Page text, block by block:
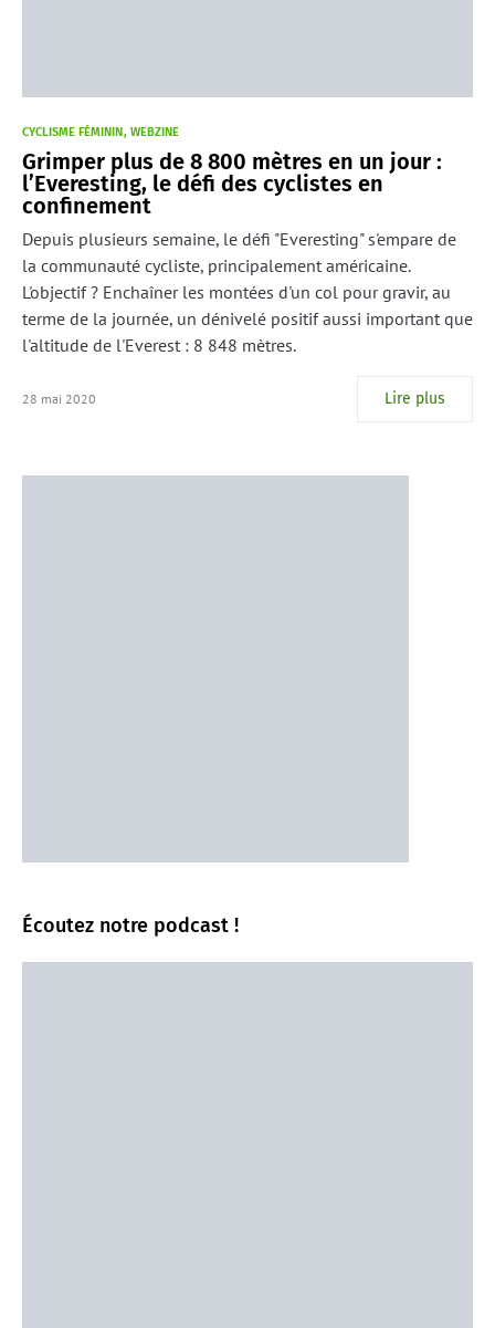
CYCLISME FÉMININ WEBZINE
Grimper plus de 8 800 mètres en un jour :
l’Everesting, le défi des cyclistes en
confinement
Depuis plusieurs semaine, le défi "Everesting" s'empare de
la communauté cycliste, principalement américaine.
L'objectif ? Enchaîner les montées d'un col pour gravir, au
terme de la journée, un dénivelé positif aussi important que
l'altitude de l'Everest : 8 848 mètres.
28 mai 2020 Lire plus
Écoutez notre podcast !